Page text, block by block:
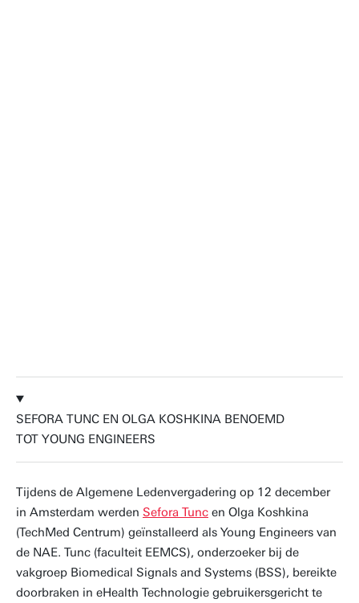
SEFORA TUNC EN OLGA KOSHKINA BENOEMD
TOT YOUNG ENGINEERS
Tijdens de Algemene Ledenvergadering op 12 december
in Amsterdam werden Sefora Tunc en Olga Koshkina
(TechMed Centrum) geïnstalleerd als Young Engineers van
de NAE. Tunc (faculteit EEMCS), onderzoeker bij de
vakgroep Biomedical Signals and Systems (BSS), bereikte
doorbraken in eHealth Technologie gebruikersgericht te